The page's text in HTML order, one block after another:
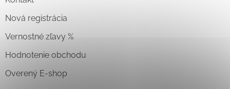
Nová registrácia
Vernostné zľavy %
Hodnotenie obchodu
Overený E-shop